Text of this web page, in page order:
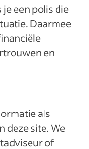
een polis die
Daarmee
en
als
deze site. We
of